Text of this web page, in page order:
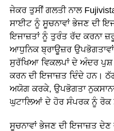
ਜੇਕਰ ਤੁਸੀਂ ਗਲਤੀ ਨਾਲ
ਸਾਈਟ ਨੂੰ ਸੂਚਨਾਵਾਂ ਭੇਜਣ ਦੀ
ਇਜਾਜ਼ਤਾਂ ਨੂੰ ਤੁਰੰਤ ਰੱਦ ਕਰਨਾ
ਆਧੁਨਿਕ ਬ੍ਰਾਊਜ਼ਰ ਉਪਭੋਗਤਾਵਾਂ
ਸੁਰੱਖਿਆ ਵਿਕਲਪਾਂ ਦੇ ਅੰਦਰ ਪੁਸ਼
ਕਰਨ ਦੀ ਇਜਾਜ਼ਤ ਦਿੰਦੇ ਹਨ।
ਅਯੋਗ ਕਰਕੇ, ਉਪਭੋਗਤਾ
ਘੁਟਾਲਿਆਂ ਦੇ ਹੋਰ ਸੰਪਰਕ ਨੂੰ ਰੋਕ
ਸੂਚਨਾਵਾਂ ਭੇਜਣ ਦੀ ਇਜਾਜ਼ਤ ਦੇਣ